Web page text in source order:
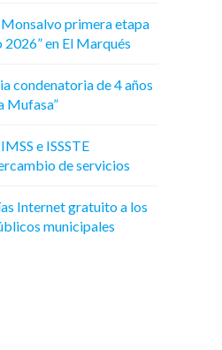
primera etapa
2026” en El Marqués
condenatoria de 4 años
Mufasa”
e ISSSTE
de servicios
Internet gratuito a los
municipales